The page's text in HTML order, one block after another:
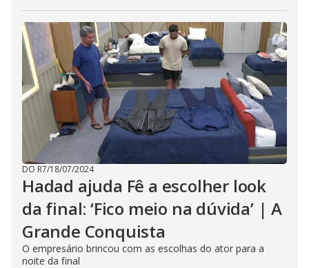
DO R7/18/07/2024
Hadad ajuda Fê a escolher look
da final: ‘Fico meio na dúvida’ | A
Grande Conquista
O empresário brincou com as escolhas do ator para a
noite da final